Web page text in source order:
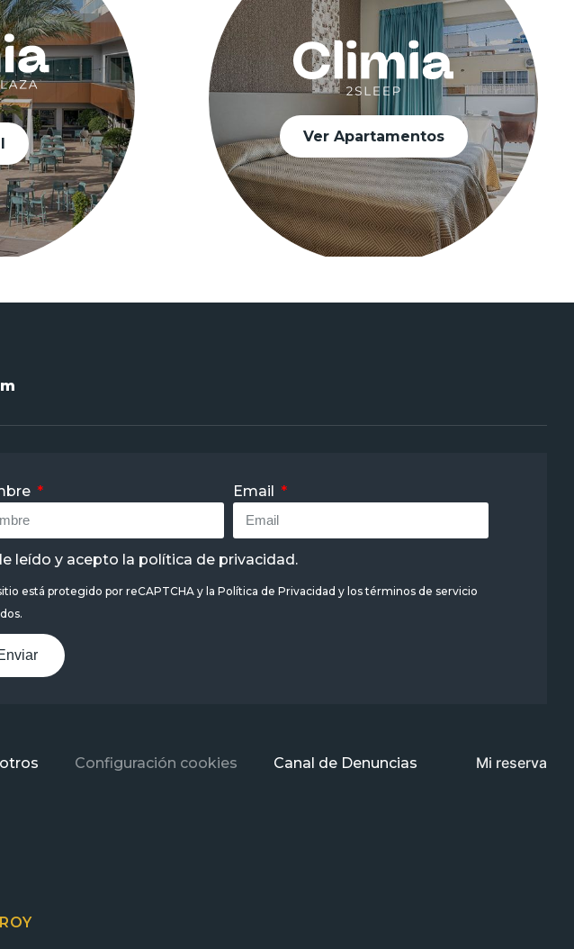
Ver Apartamentos
Email
leído y acepto la política de privacidad.
está protegido por reCAPTCHA y la Política de Privacidad y los términos de servicio
Configuración cookies Canal de Denuncias Mi reserva